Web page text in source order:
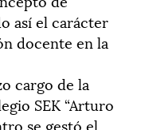
así el carácter
docente en la
cargo de la
SEK “Arturo
se gestó el